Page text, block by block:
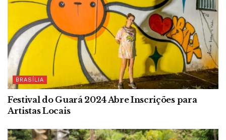
BRASÍLIA
Festival do Guará 2024 Abre Inscrições para
Artistas Locais